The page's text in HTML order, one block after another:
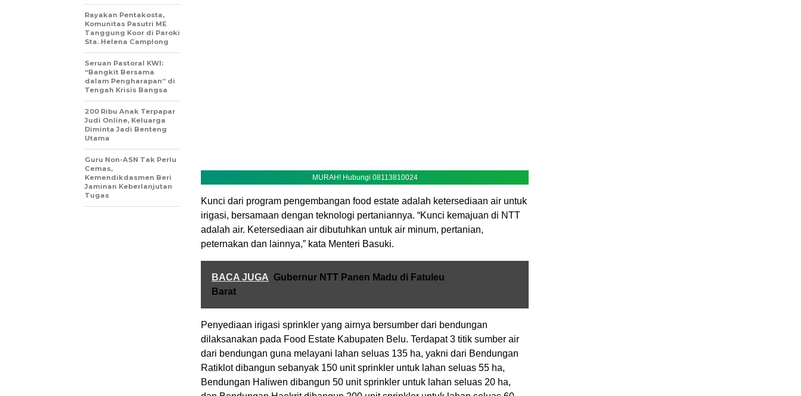
MURAH! Hubungi 08113810024
Kunci dari program pengembangan food estate adalah ketersediaan air untuk
irigasi, bersamaan dengan teknologi pertaniannya. “Kunci kemajuan di NTT
adalah air. Ketersediaan air dibutuhkan untuk air minum, pertanian,
peternakan dan lainnya,” kata Menteri Basuki.
BACA JUGA Gubernur NTT Panen Madu di Fatuleu
Barat
Penyediaan irigasi sprinkler yang airnya bersumber dari bendungan
dilaksanakan pada Food Estate Kabupaten Belu. Terdapat 3 titik sumber air
dari bendungan guna melayani lahan seluas 135 ha, yakni dari Bendungan
Ratiklot dibangun sebanyak 150 unit sprinkler untuk lahan seluas 55 ha,
Bendungan Haliwen dibangun 50 unit sprinkler untuk lahan seluas 20 ha,
Rayakan Pentakosta,
Komunitas Pasutri ME
Tanggung Koor di Paroki
Sta. Helena Camplong
Seruan Pastoral KWI:
“Bangkit Bersama
dalam Pengharapan” di
Tengah Krisis Bangsa
200 Ribu Anak Terpapar
Judi Online, Keluarga
Diminta Jadi Benteng
Utama
Guru Non-ASN Tak Perlu
Cemas,
Kemendikdasmen Beri
Jaminan Keberlanjutan
Tugas